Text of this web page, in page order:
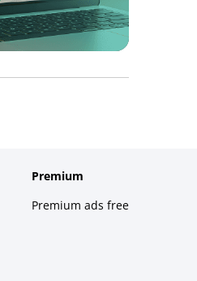
Premium
Premium ads free